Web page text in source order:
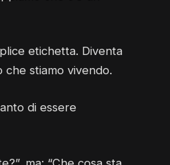
etichetta. Diventa
stiamo vivendo.
di essere